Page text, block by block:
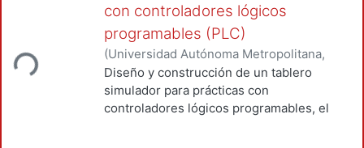
con controladores lógicos
programables (PLC)
(Universidad Autónoma Metropolitana,
Unidad Azcapotzalco, División de Ciencias
Básicas e Ingeniería, Departamento de
Electrónica,2002)Valadez Eslava,
Diseño y construcción de un tablero
simulador para prácticas con
controladores lógicos programables, el